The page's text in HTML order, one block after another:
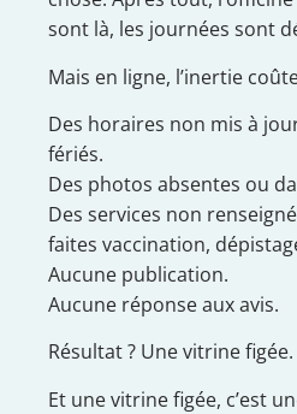
sont là, les journées sont
Mais en ligne, l’inertie
Des horaires non mis à
fériés.
Des photos absentes ou
Des services non
faites vaccination,
Aucune publication.
Aucune réponse aux avis.
Résultat ? Une vitrine figée.
Et une vitrine figée, c’est